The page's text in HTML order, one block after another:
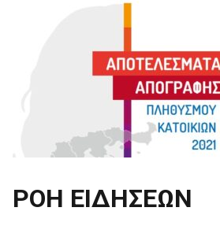
ΡΟΗ ΕΙΔΗΣΕΩΝ